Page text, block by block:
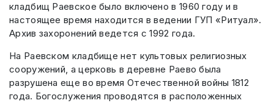
кладбищ Раевское было включено в 1960 году и в
настоящее время находится в ведении ГУП «Ритуал».
Архив захоронений ведется с 1992 года.
На Раевском кладбище нет культовых религиозных
сооружений, а церковь в деревне Раево была
разрушена еще во время Отечественной войны 1812
года. Богослужения проводятся в расположенных